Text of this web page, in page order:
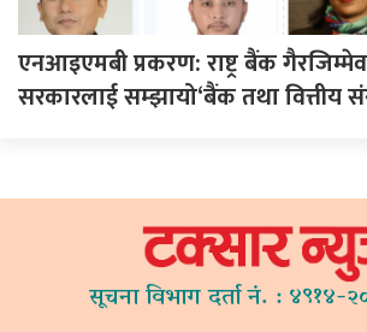
एनआइएमबी प्रकरण: राष्ट्र बैंक
सरकारलाई सम्झायो‘बैंक तथा वित्तीय
सूचना विभाग दर्ता नं. : ४९१४-